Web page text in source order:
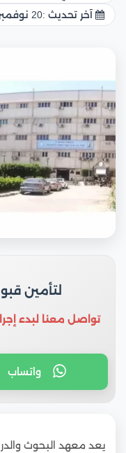
آخر تحديث :20 نوفمبر 2024
لتأمين
تواصل معنا لبدء
واتساب
يعد معهد البحوث